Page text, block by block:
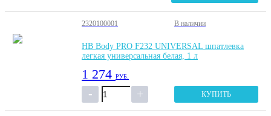
2320100001 В наличии
HB Body PRO F232 UNIVERSAL шпатлевка
легкая универсальная белая, 1 л
1 274 РУБ.
КУПИТЬ